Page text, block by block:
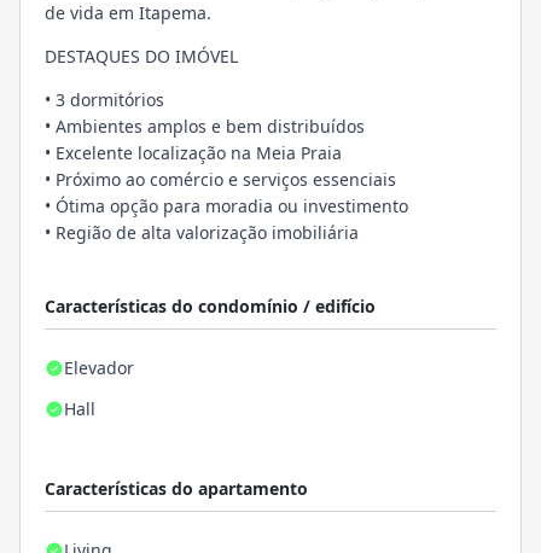
Características do condomínio / edifício
Elevador
Hall
Características do apartamento
de vida em Itapema.
DESTAQUES DO IMÓVEL
• 3 dormitórios
• Ambientes amplos e bem distribuídos
• Excelente localização na Meia Praia
• Próximo ao comércio e serviços essenciais
• Ótima opção para moradia ou investimento
• Região de alta valorização imobiliária